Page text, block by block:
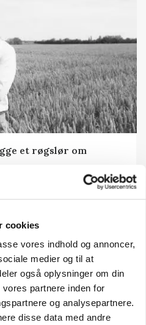
cookies
vores indhold og annoncer,
medier og til at
også oplysninger om din
partnere inden for
og analysepartnere.
disse data med andre
et røgslør om